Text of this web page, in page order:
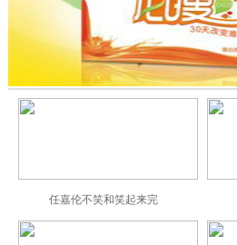
任嘉伦不笑和笑起来完